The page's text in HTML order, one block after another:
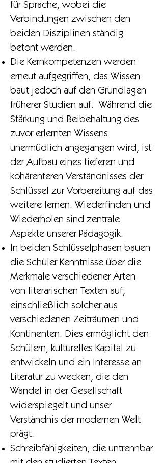
für Sprache, wobei die
Verbindungen zwischen den
beiden Disziplinen ständig
betont werden.
Die Kernkompetenzen werden
erneut aufgegriffen, das Wissen
baut jedoch auf den Grundlagen
früherer Studien auf. Während die
Stärkung und Beibehaltung des
zuvor erlernten Wissens
unermüdlich angegangen wird, ist
der Aufbau eines tieferen und
kohärenteren Verständnisses der
Schlüssel zur Vorbereitung auf das
weitere lernen. Wiederfinden und
Wiederholen sind zentrale
Aspekte unserer Pädagogik.
In beiden Schlüsselphasen bauen
die Schüler Kenntnisse über die
Merkmale verschiedener Arten
von literarischen Texten auf,
einschließlich solcher aus
verschiedenen Zeiträumen und
Kontinenten. Dies ermöglicht den
Schülern, kulturelles Kapital zu
entwickeln und ein Interesse an
Literatur zu wecken, die den
Wandel in der Gesellschaft
widerspiegelt und unser
Verständnis der modernen Welt
prägt.
Schreibfähigkeiten, die untrennbar